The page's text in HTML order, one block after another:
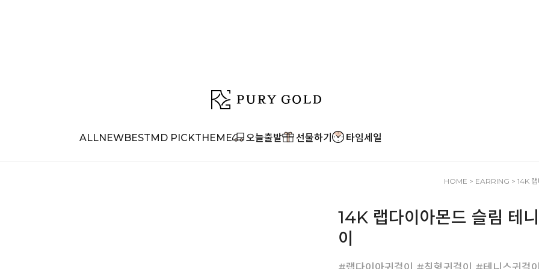
ALLNEWBESTMD PICKTHEME 오늘출발 선물하기 타임세일
HOME > EARRING > 14K
14K 랩다이아몬드 슬림 테
이